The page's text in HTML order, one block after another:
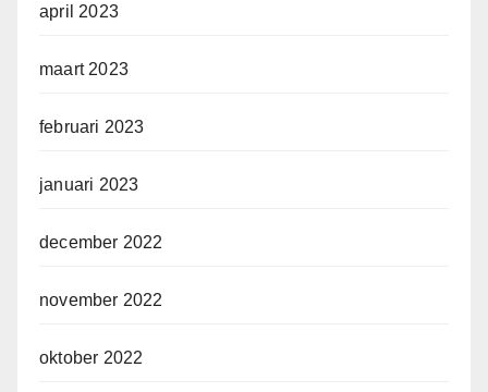
april 2023
maart 2023
februari 2023
januari 2023
december 2022
november 2022
oktober 2022